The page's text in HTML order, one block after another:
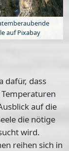
auf Pixabay
dafür, dass
auf die
die nötige
wird.
reihen sich in